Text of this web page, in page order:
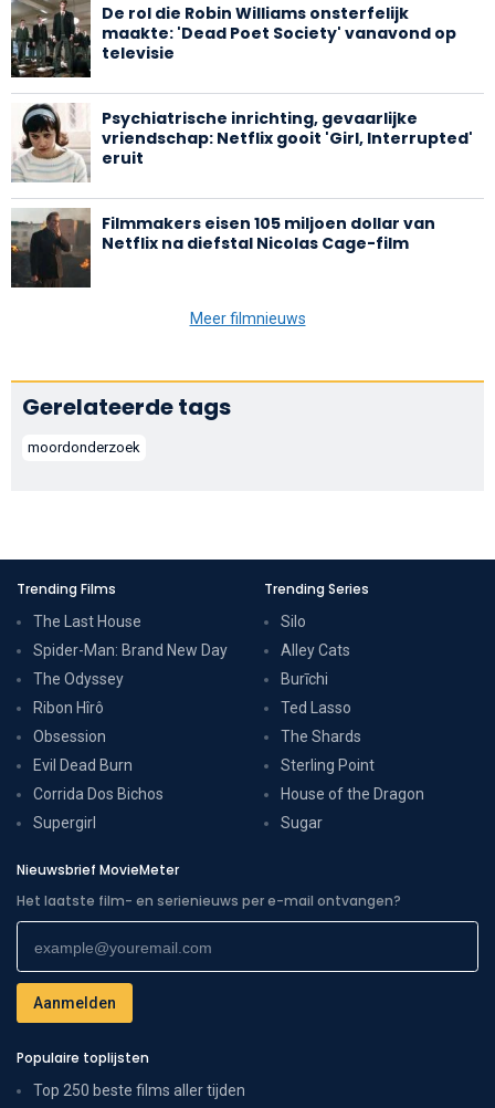
De rol die Robin Williams onsterfelijk
maakte: 'Dead Poet Society' vanavond op
televisie
Psychiatrische inrichting, gevaarlijke
vriendschap: Netflix gooit 'Girl, Interrupted'
eruit
Filmmakers eisen 105 miljoen dollar van
Netflix na diefstal Nicolas Cage-film
Meer filmnieuws
Gerelateerde tags
moordonderzoek
Trending Films
The Last House
Spider-Man: Brand New Day
The Odyssey
Ribon Hîrô
Obsession
Evil Dead Burn
Corrida Dos Bichos
Supergirl
Trending Series
Silo
Alley Cats
Burīchi
Ted Lasso
The Shards
Sterling Point
House of the Dragon
Sugar
Nieuwsbrief MovieMeter
Het laatste film- en serienieuws per e-mail ontvangen?
Populaire toplijsten
Top 250 beste films aller tijden